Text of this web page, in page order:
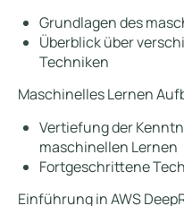
Grundlagen des
Überblick über
Techniken
Maschinelles Lernen
Vertiefung der
maschinellen Lernen
Fortgeschrittene
Einführung in AWS